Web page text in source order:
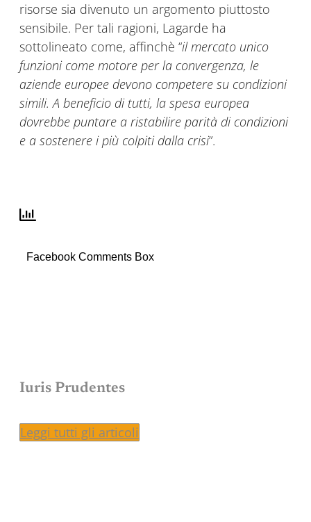
risorse sia divenuto un argomento piuttosto
sensibile. Per tali ragioni, Lagarde ha
sottolineato come, affinchè “il mercato unico
funzioni come motore per la convergenza, le
aziende europee devono competere su condizioni
simili. A beneficio di tutti, la spesa europea
dovrebbe puntare a ristabilire parità di condizioni
e a sostenere i più colpiti dalla crisi”.
Facebook Comments Box
Iuris Prudentes
Leggi tutti gli articoli